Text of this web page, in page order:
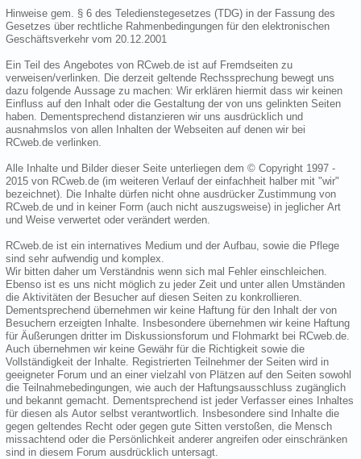
Hinweise gem. § 6 des Teledienstegesetzes (TDG) in der Fassung des
Gesetzes über rechtliche Rahmenbedingungen für den elektronischen
Geschäftsverkehr vom 20.12.2001
Ein Teil des Angebotes von RCweb.de ist auf Fremdseiten zu
verweisen/verlinken. Die derzeit geltende Rechssprechung bewegt uns
dazu folgende Aussage zu machen: Wir erklären hiermit dass wir keinen
Einfluss auf den Inhalt oder die Gestaltung der von uns gelinkten Seiten
haben. Dementsprechend distanzieren wir uns ausdrücklich und
ausnahmslos von allen Inhalten der Webseiten auf denen wir bei
RCweb.de verlinken.
Alle Inhalte und Bilder dieser Seite unterliegen dem © Copyright 1997 -
2015 von RCweb.de (im weiteren Verlauf der einfachheit halber mit "wir"
bezeichnet). Die Inhalte dürfen nicht ohne ausdrücker Zustimmung von
RCweb.de und in keiner Form (auch nicht auszugsweise) in jeglicher Art
und Weise verwertet oder verändert werden.
RCweb.de ist ein internatives Medium und der Aufbau, sowie die Pflege
sind sehr aufwendig und komplex.
Wir bitten daher um Verständnis wenn sich mal Fehler einschleichen.
Ebenso ist es uns nicht möglich zu jeder Zeit und unter allen Umständen
die Aktivitäten der Besucher auf diesen Seiten zu konkrollieren.
Dementsprechend übernehmen wir keine Haftung für den Inhalt der von
Besuchern erzeigten Inhalte. Insbesondere übernehmen wir keine Haftung
für Äußerungen dritter im Diskussionsforum und Flohmarkt bei RCweb.de.
Auch übernehmen wir keine Gewähr für die Richtigkeit sowie die
Vollständigkeit der Inhalte. Registrierten Teilnehmer der Seiten wird in
geeigneter Forum und an einer vielzahl von Plätzen auf den Seiten sowohl
die Teilnahmebedingungen, wie auch der Haftungsausschluss zugänglich
und bekannt gemacht. Dementsprechend ist jeder Verfasser eines Inhaltes
für diesen als Autor selbst verantwortlich. Insbesondere sind Inhalte die
gegen geltendes Recht oder gegen gute Sitten verstoßen, die Mensch
missachtend oder die Persönlichkeit anderer angreifen oder einschränken
sind in diesem Forum ausdrücklich untersagt.